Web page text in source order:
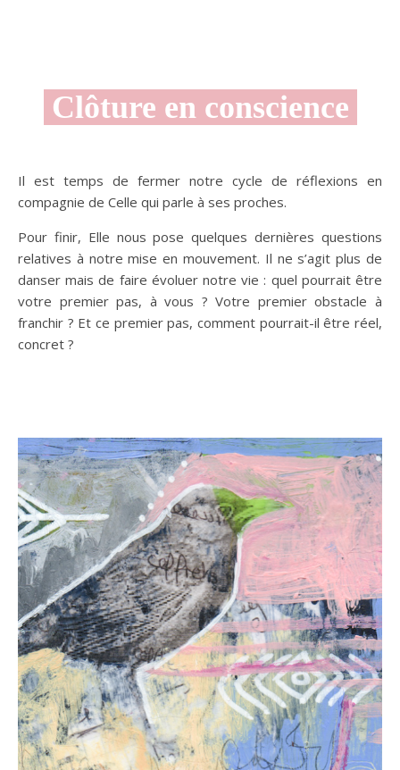
Clôture en conscience
Il est temps de fermer notre cycle de réflexions en
compagnie de Celle qui parle à ses proches.
Pour finir, Elle nous pose quelques dernières questions
relatives à notre mise en mouvement. Il ne s’agit plus de
danser mais de faire évoluer notre vie : quel pourrait être
votre premier pas, à vous ? Votre premier obstacle à
franchir ? Et ce premier pas, comment pourrait-il être réel,
concret ?